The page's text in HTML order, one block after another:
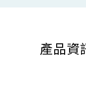
產品資